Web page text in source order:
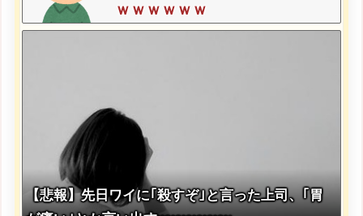
ｗｗｗｗｗｗ
【悲報】先日ワイに｢殺すぞ｣と言った上司、｢胃